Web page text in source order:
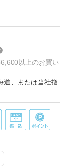
以上のお買い
道、または当社指